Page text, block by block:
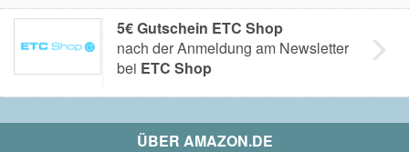
5€ Gutschein ETC Shop
nach der Anmeldung am Newsletter
bei ETC Shop
ÜBER AMAZON.DE